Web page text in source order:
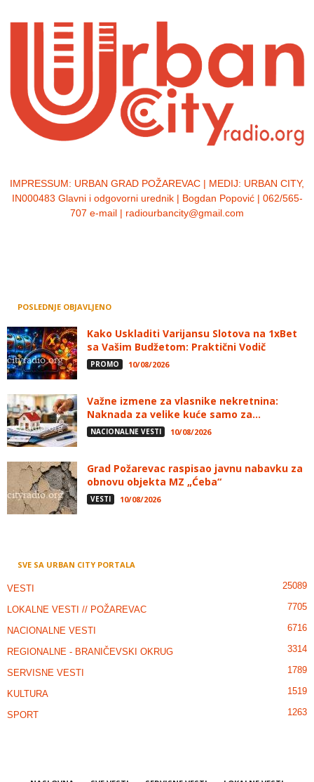
IMPRESSUM: URBAN GRAD POŽAREVAC | MEDIJ: URBAN CITY,
IN000483 Glavni i odgovorni urednik | Bogdan Popović | 062/565-
707 e-mail | radiourbancity@gmail.com
POSLEDNJE OBJAVLJENO
Kako Uskladiti Varijansu Slotova na 1xBet
sa Vašim Budžetom: Praktični Vodič
PROMO 10/08/2026
Važne izmene za vlasnike nekretnina:
Naknada za velike kuće samo za...
NACIONALNE VESTI 10/08/2026
Grad Požarevac raspisao javnu nabavku za
obnovu objekta MZ „Ćeba“
VESTI 10/08/2026
SVE SA URBAN CITY PORTALA
VESTI 25089
LOKALNE VESTI // POŽAREVAC 7705
NACIONALNE VESTI 6716
REGIONALNE - BRANIČEVSKI OKRUG 3314
SERVISNE VESTI 1789
KULTURA 1519
SPORT 1263